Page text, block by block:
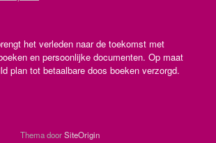
het verleden naar de toekomst met
en persoonlijke documenten. Op maat
plan tot betaalbare doos boeken verzorgd.
Thema doorSiteOrigin